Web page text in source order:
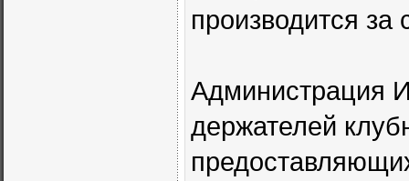
производится за
Администрация
держателей